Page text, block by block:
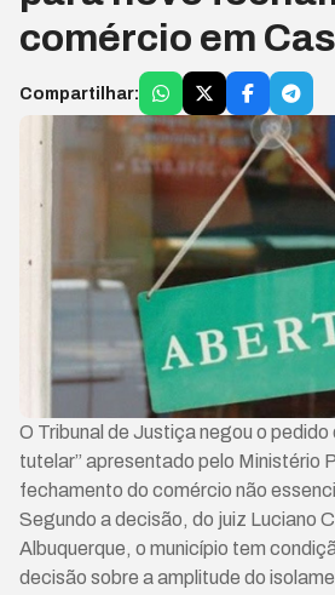
comércio em
Compartilhar:
O Tribunal de Justiça negou o
tutelar” apresentado pelo Ministério
fechamento do comércio não
Segundo a decisão, do juiz Luciano
Albuquerque, o município tem
decisão sobre a amplitude do